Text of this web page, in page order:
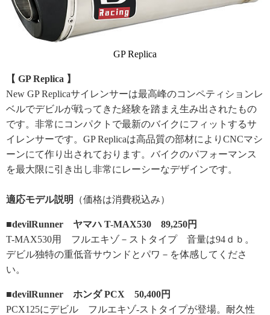
GP Replica
【 GP Replica 】
New GP Replicaサイレンサーは最高峰のコンペティションレ
ベルでデビルが戦ってきた経験を踏まえ生み出されたもの
です。非常にコンパクトで最新のバイクにフィットするサ
イレンサーです。GP Replicaは高品質の部材によりCNCマシ
ーンにて作り出されております。バイクのパフォーマンス
を最大限に引き出し非常にレーシーなデザインです。
適応モデル説明 （価格は消費税込み）
■devilRunner ヤマハ T-MAX530 89,250円
T-MAX530用 フルエキゾ－ストタイプ 音量は94ｄｂ。
デビル独特の重低音サウンドとパワ－を体感してくださ
い。
■devilRunner ホンダ PCX 50,400円
PCX125にデビル フルエキゾ-ストタイプが登場。耐久性